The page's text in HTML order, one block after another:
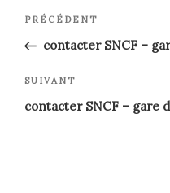
Navigation
de
l’article
Article
précédent
PRÉCÉDENT
contacter SNCF –
Article
suivant
SUIVANT
contacter SNCF – gare